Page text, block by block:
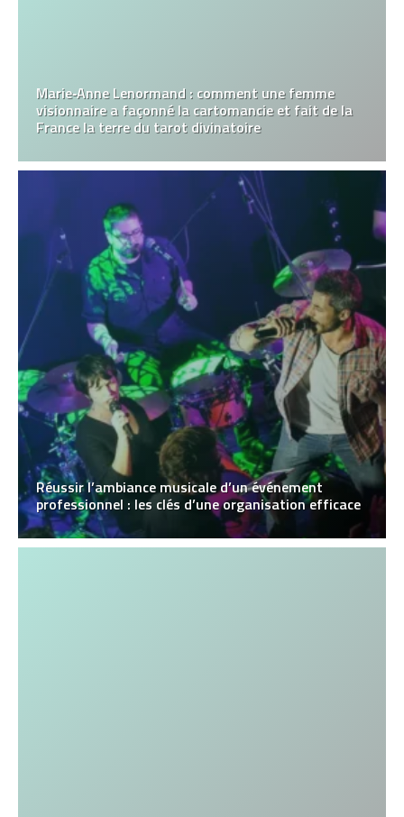
Marie‑Anne Lenormand : comment une femme
visionnaire a façonné la cartomancie et fait de la
France la terre du tarot divinatoire
Réussir l’ambiance musicale d’un événement
professionnel : les clés d’une organisation efficace